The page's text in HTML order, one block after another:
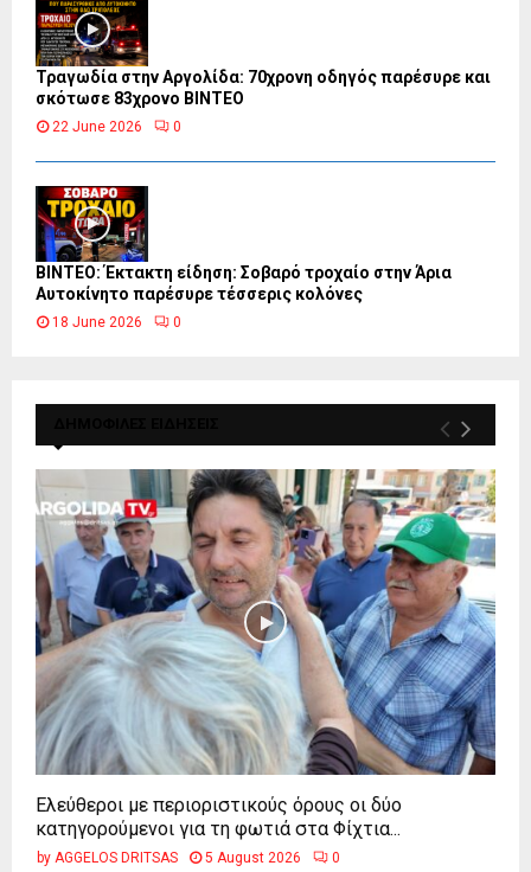
Τραγωδία στην Αργολίδα: 70χρονη οδηγός παρέσυρε και
σκότωσε 83χρονο ΒΙΝΤΕΟ
22 June 2026 0
ΒΙΝΤΕΟ: Έκτακτη είδηση: Σοβαρό τροχαίο στην Άρια
Αυτοκίνητο παρέσυρε τέσσερις κολόνες
18 June 2026 0
Ελεύθεροι με περιοριστικούς όρους οι δύο
κατηγορούμενοι για τη φωτιά στα Φίχτια...
by AGGELOS DRITSAS 5 August 2026 0